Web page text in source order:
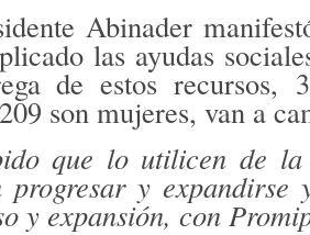
Abinader
las ayudas
de estos recursos,
son mujeres, van a
que lo utilicen de la
progresar y expandirse
y expansión, con